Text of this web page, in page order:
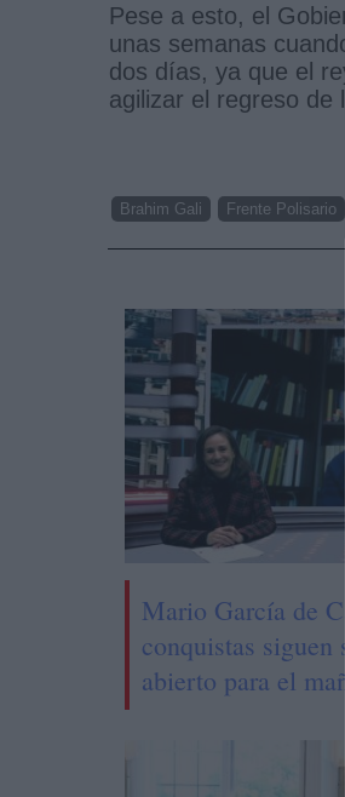
Pese a esto, el
unas semanas
dos días, ya que el
agilizar el regreso de
Brahim Gali Frente Polisario
Mario García de
conquistas siguen
abierto para el